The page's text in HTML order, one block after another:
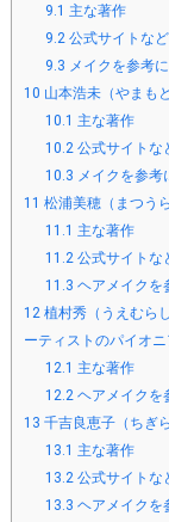
9.1 主な著作
9.2 公式サイトなど
9.3 メイクを参考
10 山本浩未（やまも
10.1 主な著作
10.2 公式サイトな
10.3 メイクを参考
11 松浦美穂（まつう
11.1 主な著作
11.2 公式サイトな
11.3 ヘアメイクを
12植村秀（うえむら
ーティストのパイオニ
12.1 主な著作
12.2 ヘアメイクを
13 千吉良恵子（ちぎ
13.1 主な著作
13.2 公式サイトな
13.3 ヘアメイクを